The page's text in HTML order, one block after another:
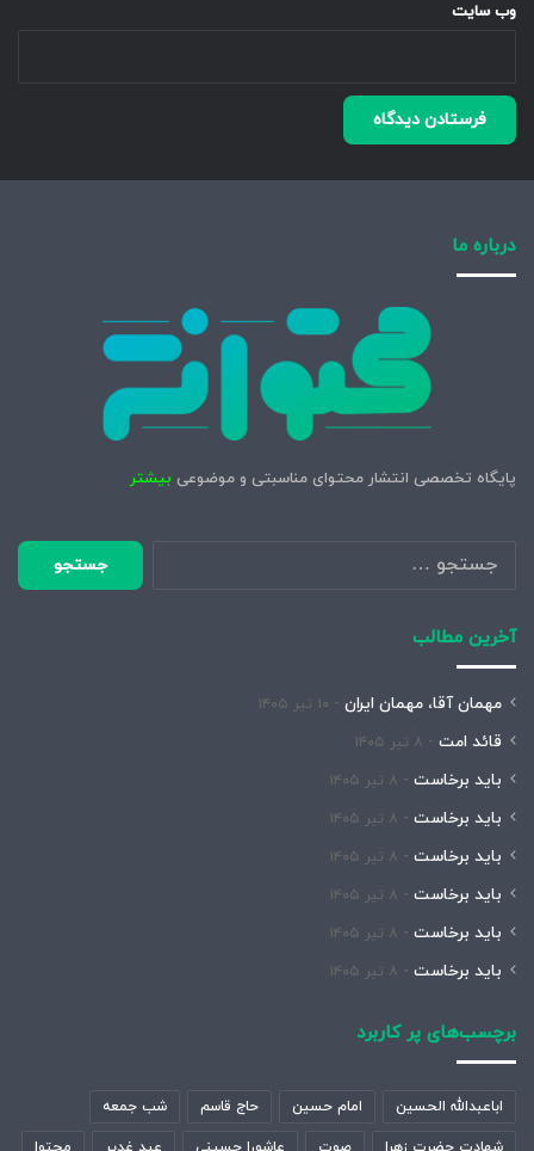
وب‌ سایت
درباره ما
پایگاه تخصصی انتشار محتوای مناسبتی و موضوعی بیشتر
جستجو
برای:
آخرین مطالب
مهمان آقا، مهمان ایران ۱۰ تیر ۱۴۰۵
قائد امت ۸ تیر ۱۴۰۵
باید برخاست ۸ تیر ۱۴۰۵
باید برخاست ۸ تیر ۱۴۰۵
باید برخاست ۸ تیر ۱۴۰۵
باید برخاست ۸ تیر ۱۴۰۵
باید برخاست ۸ تیر ۱۴۰۵
باید برخاست ۸ تیر ۱۴۰۵
برچسب‌های پر کاربرد
اباعبدالله الحسین امام حسین حاج قاسم شب جمعه
شهادت حضرت زهرا صوت عاشورا حسینی عید غدیر محتوا